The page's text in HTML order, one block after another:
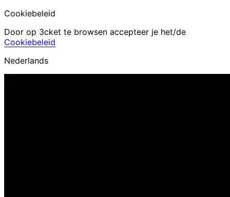
Cookiebeleid
Door op 3cket te browsen accepteer je het/de
Cookiebeleid
Nederlands